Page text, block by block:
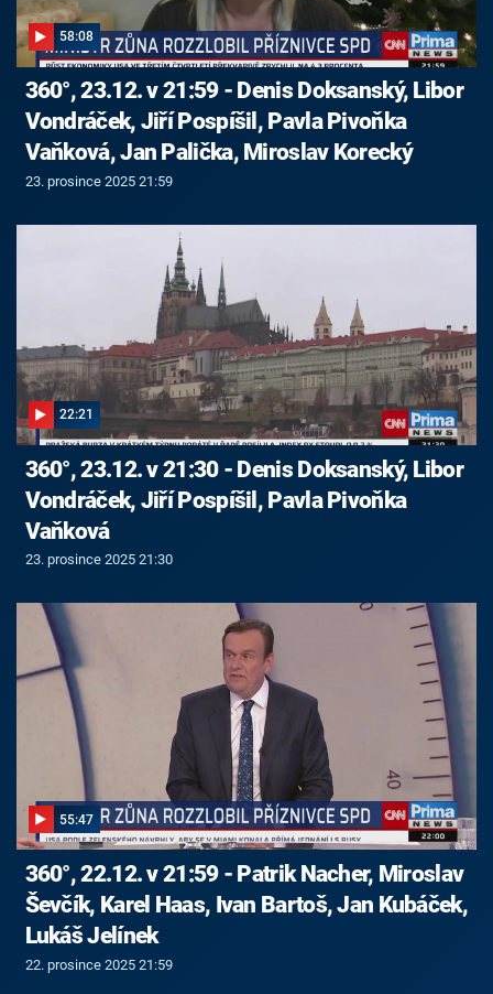
58:08
360°, 23.12. v 21:59 - Denis Doksanský, Libor
Vondráček, Jiří Pospíšil, Pavla Pivoňka
Vaňková, Jan Palička, Miroslav Korecký
23. prosince 2025 21:59
22:21
360°, 23.12. v 21:30 - Denis Doksanský, Libor
Vondráček, Jiří Pospíšil, Pavla Pivoňka
Vaňková
23. prosince 2025 21:30
55:47
360°, 22.12. v 21:59 - Patrik Nacher, Miroslav
Ševčík, Karel Haas, Ivan Bartoš, Jan Kubáček,
Lukáš Jelínek
22. prosince 2025 21:59